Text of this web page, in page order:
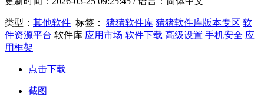
类型： 其他软件 标签： 猪猪软件库 猪猪软件库版本专区 软
件资源平台 软件库 应用市场 软件下载 高级设置 手机安全 应
用框架
点击下载
截图